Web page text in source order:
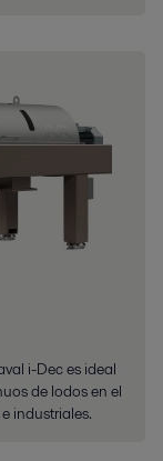
i-Dec es ideal
de lodos en el
industriales.